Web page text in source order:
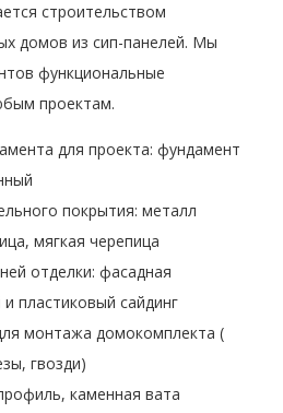
строительством
домов из сип-панелей. Мы
функциональные
проектам.
для проекта: фундамент
покрытия: металл
мягкая черепица
отделки: фасадная
пластиковый сайдинг
монтажа домокомплекта (
гвозди)
каменная вата